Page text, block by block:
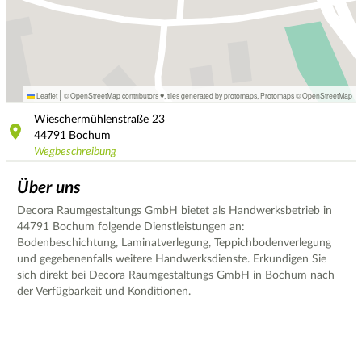
Leaflet | © OpenStreetMap contributors ♥, tiles generated by protomaps Protomaps©OpenStreetMap
Wieschermühlenstraße 23
44791
Bochum
Wegbeschreibung
Über uns
Decora Raumgestaltungs GmbH bietet als Handwerksbetrieb in
44791 Bochum folgende Dienstleistungen an:
Bodenbeschichtung, Laminatverlegung, Teppichbodenverlegung
und gegebenenfalls weitere Handwerksdienste. Erkundigen Sie
sich direkt bei Decora Raumgestaltungs GmbH in Bochum nach
der Verfügbarkeit und Konditionen.